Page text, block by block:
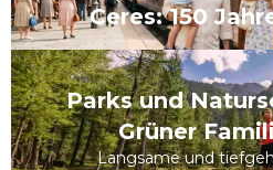
Ceres: 150
Parks und
Grüner
Langsame und